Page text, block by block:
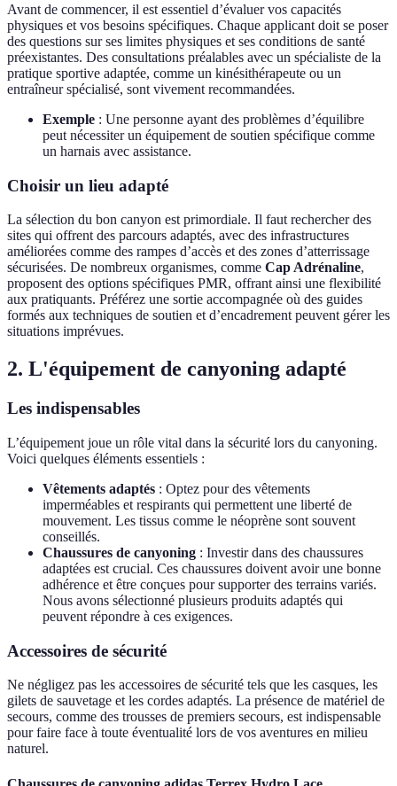
Avant de commencer, il est essentiel d’évaluer vos capacités
physiques et vos besoins spécifiques. Chaque applicant doit se poser
des questions sur ses limites physiques et ses conditions de santé
préexistantes. Des consultations préalables avec un spécialiste de la
pratique sportive adaptée, comme un kinésithérapeute ou un
entraîneur spécialisé, sont vivement recommandées.
Exemple : Une personne ayant des problèmes d’équilibre
peut nécessiter un équipement de soutien spécifique comme
un harnais avec assistance.
Choisir un lieu adapté
La sélection du bon canyon est primordiale. Il faut rechercher des
sites qui offrent des parcours adaptés, avec des infrastructures
améliorées comme des rampes d’accès et des zones d’atterrissage
sécurisées. De nombreux organismes, comme Cap Adrénaline,
proposent des options spécifiques PMR, offrant ainsi une flexibilité
aux pratiquants. Préférez une sortie accompagnée où des guides
formés aux techniques de soutien et d’encadrement peuvent gérer les
situations imprévues.
2. L'équipement de canyoning adapté
Les indispensables
L’équipement joue un rôle vital dans la sécurité lors du canyoning.
Voici quelques éléments essentiels :
Vêtements adaptés : Optez pour des vêtements
imperméables et respirants qui permettent une liberté de
mouvement. Les tissus comme le néoprène sont souvent
conseillés.
Chaussures de canyoning : Investir dans des chaussures
adaptées est crucial. Ces chaussures doivent avoir une bonne
adhérence et être conçues pour supporter des terrains variés.
Nous avons sélectionné plusieurs produits adaptés qui
peuvent répondre à ces exigences.
Accessoires de sécurité
Ne négligez pas les accessoires de sécurité tels que les casques, les
gilets de sauvetage et les cordes adaptés. La présence de matériel de
secours, comme des trousses de premiers secours, est indispensable
pour faire face à toute éventualité lors de vos aventures en milieu
naturel.